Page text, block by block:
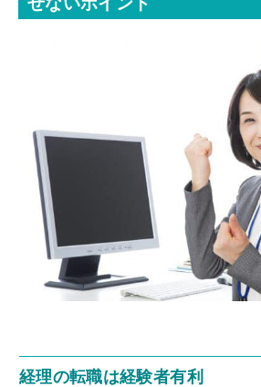
経理の転職は経験者有利